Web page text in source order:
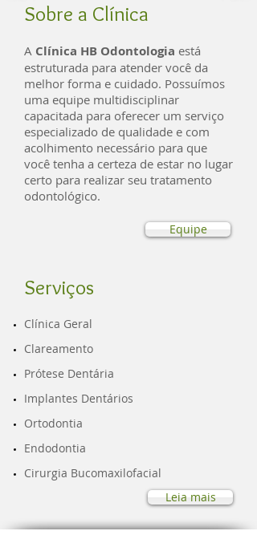
Sobre a Clínica
A Clínica HB Odontologia está
estruturada para atender você da
melhor forma e cuidado. Possuímos
uma equipe multidisciplinar
capacitada para oferecer um serviço
especializado de qualidade e com
acolhimento necessário para que
você tenha a certeza de estar no lugar
certo para realizar seu tratamento
odontológico.
Equipe
Serviços
​Clínica Geral
Clareamento
Prótese Dentária
Implantes Dentários
Ortodontia
Endodontia
Cirurgia Bucomaxilofacial
Leia mais